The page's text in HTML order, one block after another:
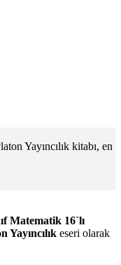
Yayıncılık kitabı, en
Matematik 16`lı
Yayıncılık eseri olarak